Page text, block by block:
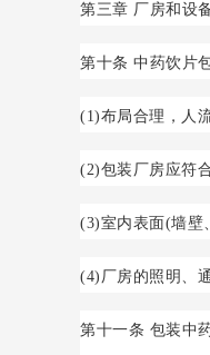
第三章 厂房和设
第十条 中药饮片
(1)布局合理，人
(2)包装厂房应符
(3)室内表面(墙壁
(4)厂房的照明、
第十一条 包装中